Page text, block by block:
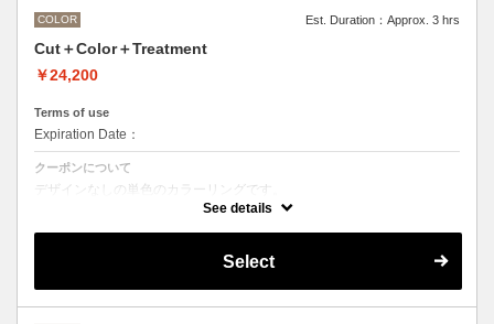
COLOR Est. Duration：Approx. 3 hrs
Cut＋Color＋Treatment
￥24,200
Terms of use
Expiration Date：
クーポンについて
デザインなしの単色のカラーリングです。
●マイクロバブルシャンプー込み
トリートメントは髪質の合わせてご提案させていただいておりますの
●髪の長さにより別途ロング料金を頂戴いたします。
●ハイライト、ブリーチ、ポイントカラーなどデザインカラーをご希望
の場合、別メニューを追加でお選びください。
See details
Select